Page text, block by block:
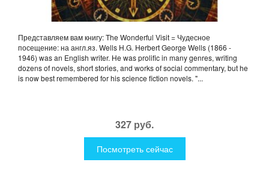
Представляем вам книгу: The Wonderful Visit = Чудесное
посещение: на англ.яз. Wells H.G. Herbert George Wells (1866 -
1946) was an English writer. He was prolific in many genres, writing
dozens of novels, short stories, and works of social commentary, but he
is now best remembered for his science fiction novels. "...
327 руб.
Посмотреть сейчас